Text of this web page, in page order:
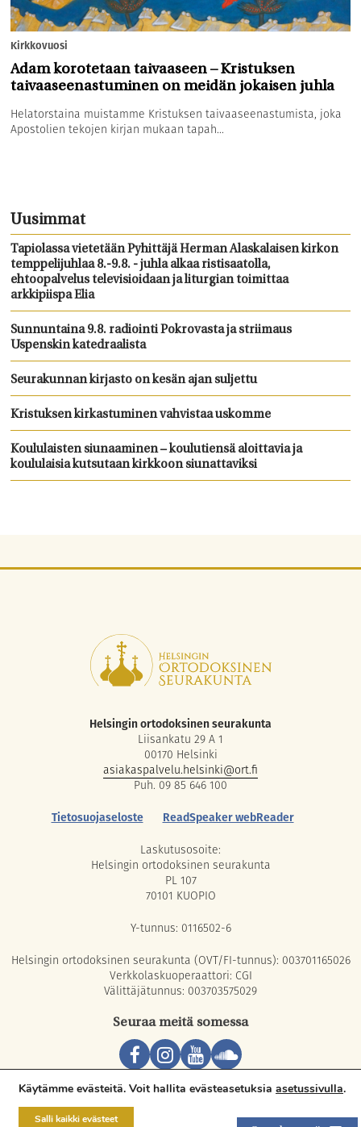
Kirkkovuosi
Adam korotetaan taivaaseen – Kristuksen
taivaaseenastuminen on meidän jokaisen juhla
Helatorstaina muistamme Kristuksen taivaaseenastumista, joka
Apostolien tekojen kirjan mukaan tapah...
Uusimmat
Tapiolassa vietetään Pyhittäjä Herman Alaskalaisen kirkon
temppelijuhlaa 8.-9.8. - juhla alkaa ristisaatolla,
ehtoopalvelus televisioidaan ja liturgian toimittaa
arkkipiispa Elia
Sunnuntaina 9.8. radiointi Pokrovasta ja striimaus
Uspenskin katedraalista
Seurakunnan kirjasto on kesän ajan suljettu
Kristuksen kirkastuminen vahvistaa uskomme
Koululaisten siunaaminen – koulutiensä aloittavia ja
koululaisia kutsutaan kirkkoon siunattaviksi
Helsingin ortodoksinen seurakunta
Liisankatu 29 A 1
00170 Helsinki
asiakaspalvelu.helsinki@ort.fi
Puh. 09 85 646 100
Tietosuojaseloste
ReadSpeaker webReader
Laskutusosoite:
Helsingin ortodoksinen seurakunta
PL 107
70101 KUOPIO
Y-tunnus: 0116502-6
Helsingin ortodoksinen seurakunta (OVT/FI-tunnus): 003701165026
Verkkolaskuoperaattori: CGI
Välittäjätunnus: 003703575029
Seuraa meitä somessa
Copyright © 2026 Orthodox Parish of Helsinki. All rights reserved.
Käytämme evästeitä. Voit hallita evästeasetuksia asetussivulla.
Salli kaikki evästeet